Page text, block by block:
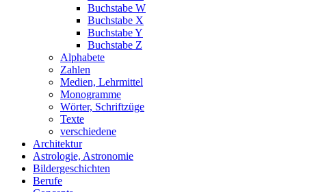
Buchstabe W
Buchstabe X
Buchstabe Y
Buchstabe Z
Alphabete
Zahlen
Medien, Lehrmittel
Monogramme
Wörter, Schriftzüge
Texte
verschiedene
Architektur
Astrologie, Astronomie
Bildergeschichten
Berufe